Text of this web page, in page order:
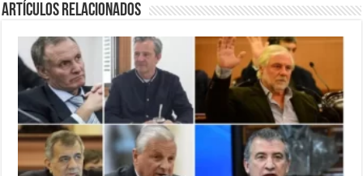
Artículos Relacionados